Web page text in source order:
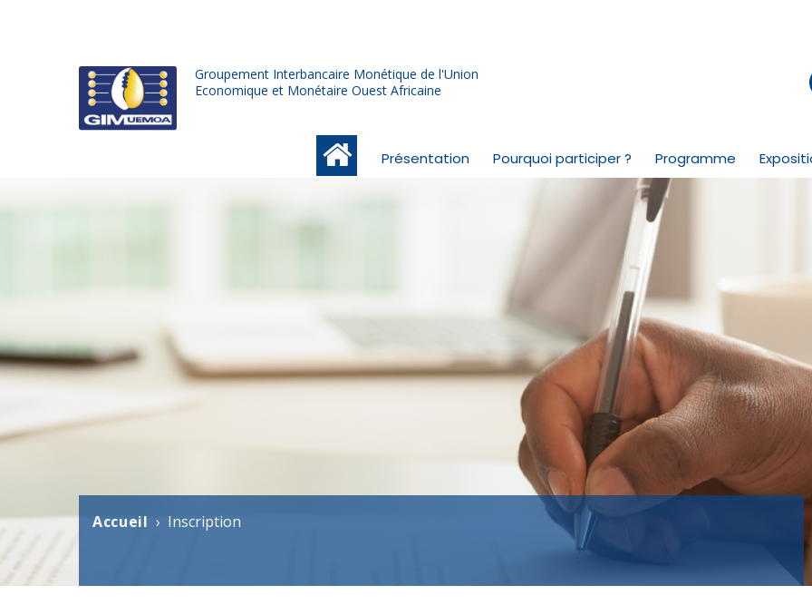
Groupement Interbancaire Monétique de l'Union
Economique et Monétaire Ouest Africaine
Menu
salon
Présentation Pourquoi participer ? Programme
Breadcrumb
Accueil Inscription